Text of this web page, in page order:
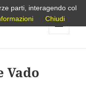
Vado
parti, interagendo col
Chiudi